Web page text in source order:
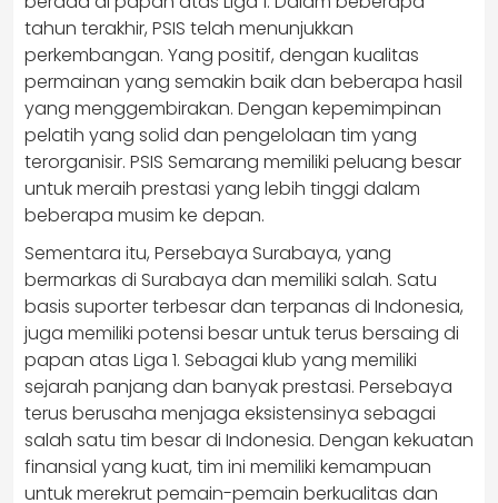
tahun terakhir, PSIS telah menunjukkan
perkembangan. Yang positif, dengan kualitas
permainan yang semakin baik dan beberapa hasil
yang menggembirakan. Dengan kepemimpinan
pelatih yang solid dan pengelolaan tim yang
terorganisir. PSIS Semarang memiliki peluang besar
untuk meraih prestasi yang lebih tinggi dalam
beberapa musim ke depan.
Sementara itu, Persebaya Surabaya, yang
bermarkas di Surabaya dan memiliki salah. Satu
basis suporter terbesar dan terpanas di Indonesia,
juga memiliki potensi besar untuk terus bersaing di
papan atas Liga 1. Sebagai klub yang memiliki
sejarah panjang dan banyak prestasi. Persebaya
terus berusaha menjaga eksistensinya sebagai
salah satu tim besar di Indonesia. Dengan kekuatan
finansial yang kuat, tim ini memiliki kemampuan
untuk merekrut pemain-pemain berkualitas dan